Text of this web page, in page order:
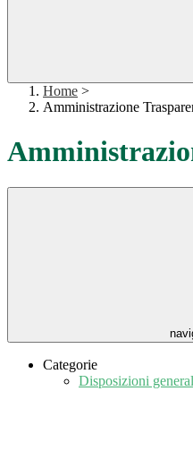
Home >
Amministrazione
Categorie
Disposizioni